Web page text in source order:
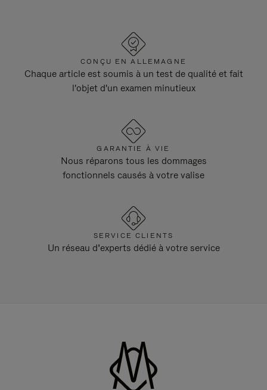
CONÇU EN ALLEMAGNE
Chaque article est soumis à un test de qualité et fait
l'objet d'un examen minutieux
GARANTIE À VIE
Nous réparons tous les dommages
fonctionnels causés à votre valise
SERVICE CLIENTS
Un réseau d’experts dédié à votre service